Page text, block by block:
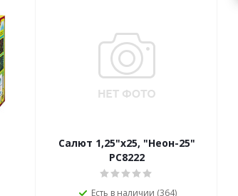
Салют 1,25"х25, "Неон-25"
РС8222
Есть в наличии (364)